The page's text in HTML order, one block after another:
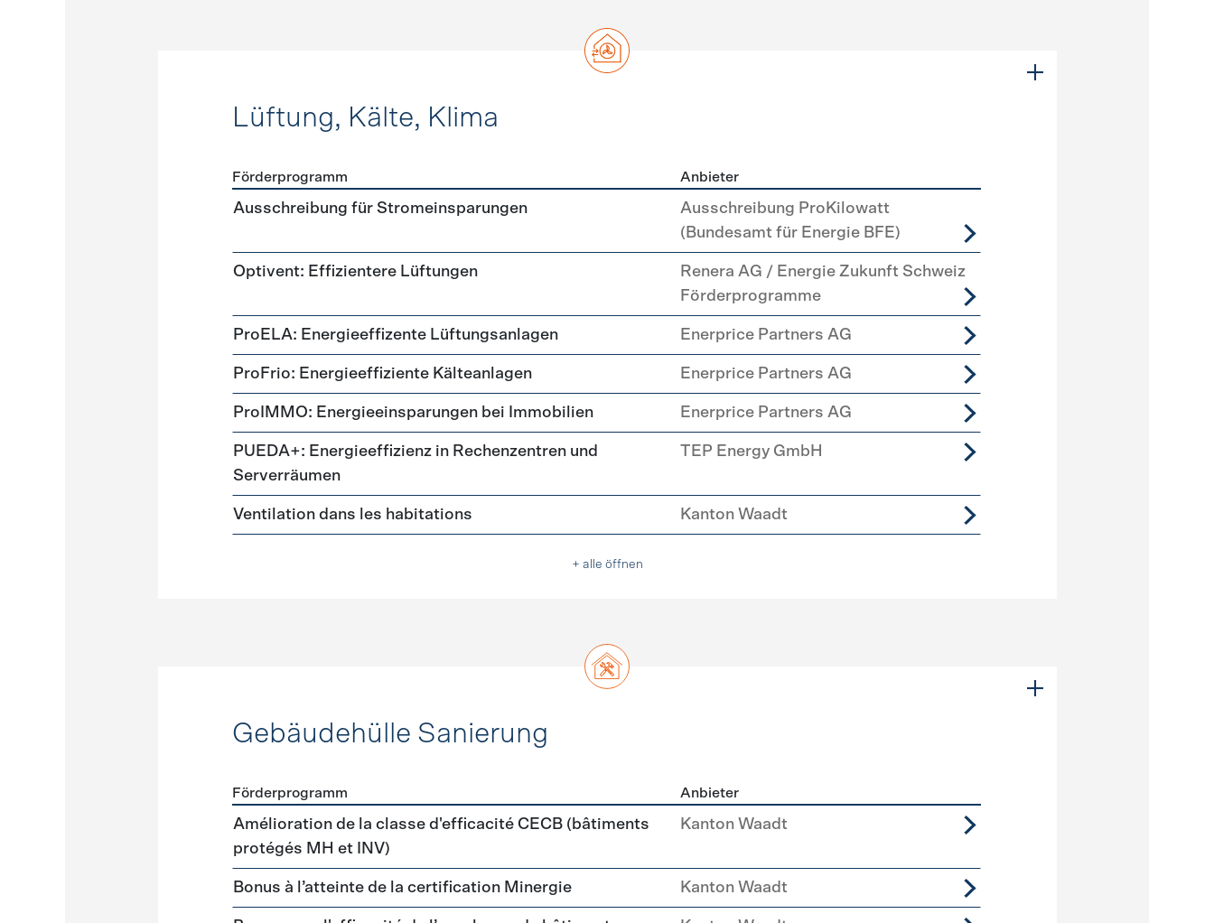
Lüftung, Kälte, Klima
Förderprogramme Lüftung, Kälte, Klima
Förderprogramm Anbieter
Ausschreibung für Stromeinsparungen
Ausschreibung ProKilowatt
(Bundesamt für Energie BFE)
Optivent: Effizientere Lüftungen
Renera AG / Energie Zukunft Schweiz
Förderprogramme
ProELA: Energieeffizente Lüftungsanlagen Enerprice Partners AG
ProFrio: Energieeffiziente Kälteanlagen Enerprice Partners AG
ProIMMO: Energieeinsparungen bei Immobilien Enerprice Partners AG
PUEDA+: Energieeffizienz in Rechenzentren und
Serverräumen
TEP Energy GmbH
Ventilation dans les habitations Kanton Waadt
+ alle öffnen
Gebäudehülle Sanierung
Förderprogramme Gebäudehülle Sanierung
Förderprogramm Anbieter
Amélioration de la classe d'efficacité CECB (bâtiments
protégés MH et INV)
Kanton Waadt
Bonus à l’atteinte de la certification Minergie Kanton Waadt